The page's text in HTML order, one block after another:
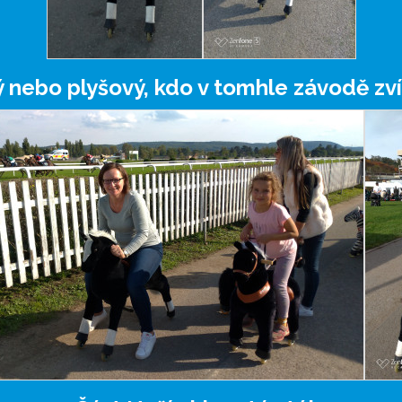
nebo plyšový, kdo v tomhle závodě